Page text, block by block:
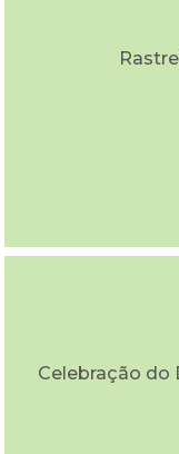
Celebração do